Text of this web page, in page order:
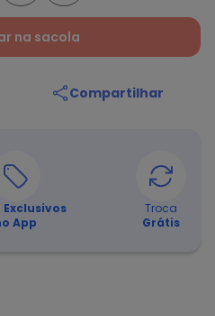
na sacola
Compartilhar
Exclusivos
App
Troca
Grátis